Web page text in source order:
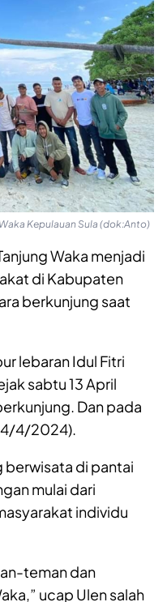
Kepulauan Sula (dok:Anto)
Waka menjadi
di Kabupaten
berkunjung saat
lebaran Idul Fitri
sabtu 13 April
Dan pada
4/2024).
berwisata di pantai
mulai dari
individu
teman dan
ucap Ulen salah